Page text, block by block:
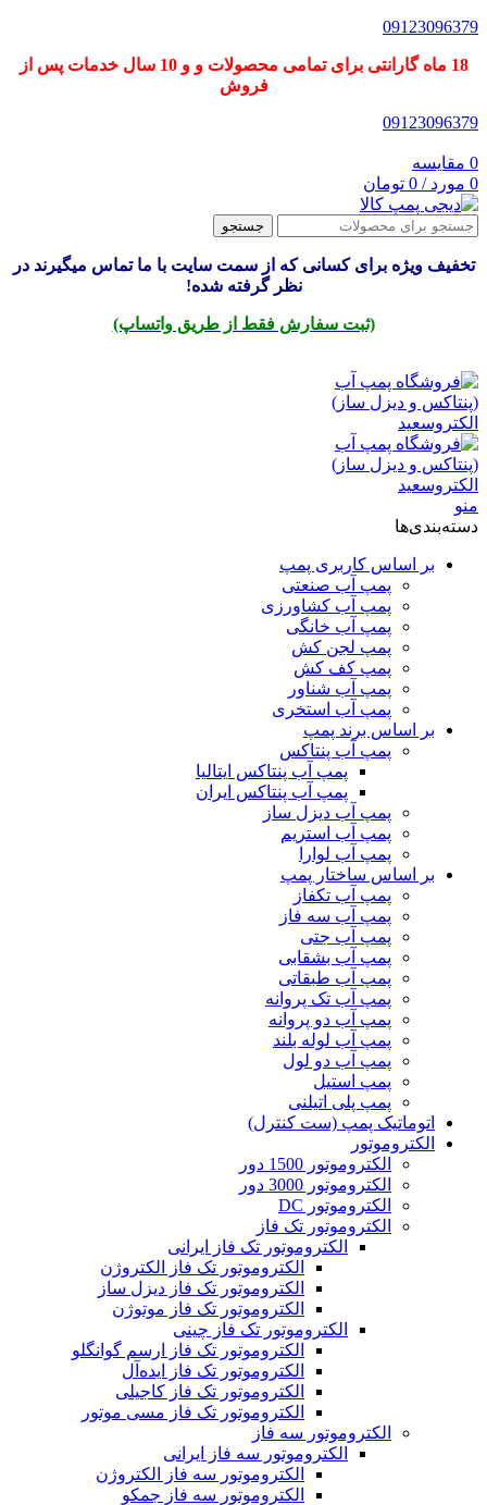
09123096379
18 ماه گارانتی برای تمامی محصولات و و 10 سال خدمات پس از
فروش
09123096379
0 مقایسه
0 مورد /
0 تومان
جستجو
تخفیف ویژه برای کسانی که از سمت سایت با ما تماس میگیرند در
نظر گرفته شده!
(ثبت سفارش فقط از طریق واتساپ)
منو
دسته‌بندی‌ها
بر اساس کاربری پمپ
پمپ آب صنعتی
پمپ آب کشاورزی
پمپ آب خانگی
پمپ لجن کش
پمپ کف کش
پمپ آب شناور
پمپ آب استخری
بر اساس برند پمپ
پمپ آب پنتاکس
پمپ آب پنتاکس ایتالیا
پمپ آب پنتاکس ایران
پمپ آب دیزل ساز
پمپ آب استریم
پمپ آب لوارا
بر اساس ساختار پمپ
پمپ آب تکفاز
پمپ آب سه فاز
پمپ آب جتی
پمپ آب بشقابی
پمپ آب طبقاتی
پمپ آب تک پروانه
پمپ آب دو پروانه
پمپ آب لوله بلند
پمپ آب دو لول
پمپ استیل
پمپ پلی اتیلنی
اتوماتیک پمپ (ست کنترل)
الکتروموتور
الکتروموتور 1500 دور
الکتروموتور 3000 دور
الکتروموتور DC
الکتروموتور تک فاز
الکتروموتور تک فاز ایرانی
الکتروموتور تک فاز الکتروژن
الکتروموتور تک فاز دیزل ساز
الکتروموتور تک فاز موتوژن
الکتروموتور تک فاز چینی
الکتروموتور تک فاز ارسم گوانگلو
الکتروموتور تک فاز ایده‌آل
الکتروموتور تک فاز کاجیلی
الکتروموتور تک فاز مسی موتور
الکتروموتور سه فاز
الکتروموتور سه فاز ایرانی
الکتروموتور سه فاز الکتروژن
الکتروموتور سه فاز جمکو